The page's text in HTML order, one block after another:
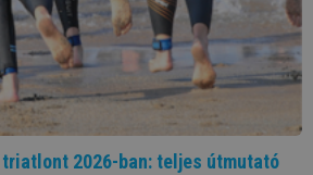
triatlont 2026-ban: teljes útmutató